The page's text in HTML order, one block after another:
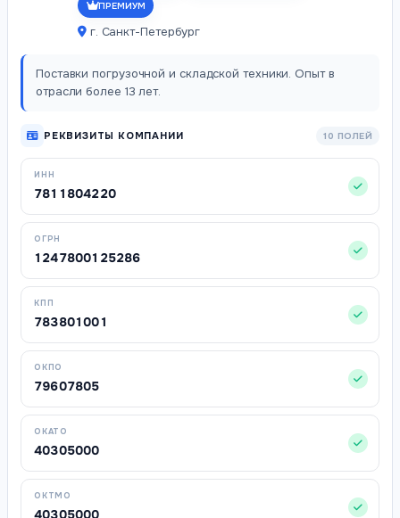
ПРЕМИУМ
г. Санкт-Петербург
Поставки погрузочной и складской техники. Опыт в
отрасли более 13 лет.
РЕКВИЗИТЫ КОМПАНИИ 10 ПОЛЕЙ
ИНН
7811804220
ОГРН
1247800125286
КПП
783801001
ОКПО
79607805
ОКАТО
40305000
ОКТМО
40305000